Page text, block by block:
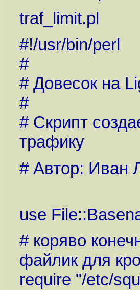
traf_limit.pl
#!/usr/bin/perl
#
# Довесок на
#
# Скрипт
трафику
# Автор: Иван
use
# коряво
файлик для
require "/etc/